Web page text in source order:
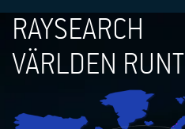
RAYSEARCH
VÄRLDEN RUNT